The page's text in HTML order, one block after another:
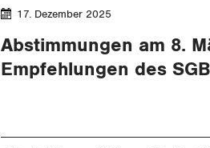
Abstimmungen am 8.
Empfehlungen des SGB
17. Dezember 2025